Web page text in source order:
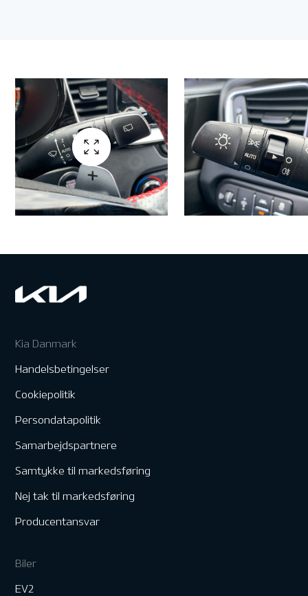
Kia Danmark
Handelsbetingelser
Cookiepolitik
Persondatapolitik
Samarbejdspartnere
Samtykke til markedsføring
Nej tak til markedsføring
Producentansvar
Biler
EV2